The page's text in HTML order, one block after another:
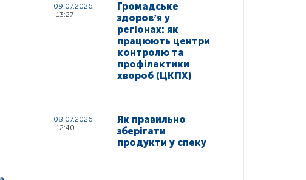
09.07.2026
13:27
Громадське
здоровʼя у
регіонах: як
працюють центри
контролю та
профілактики
хвороб (ЦКПХ)
08.07.2026
12:40
Як правильно
зберігати
продукти у спеку